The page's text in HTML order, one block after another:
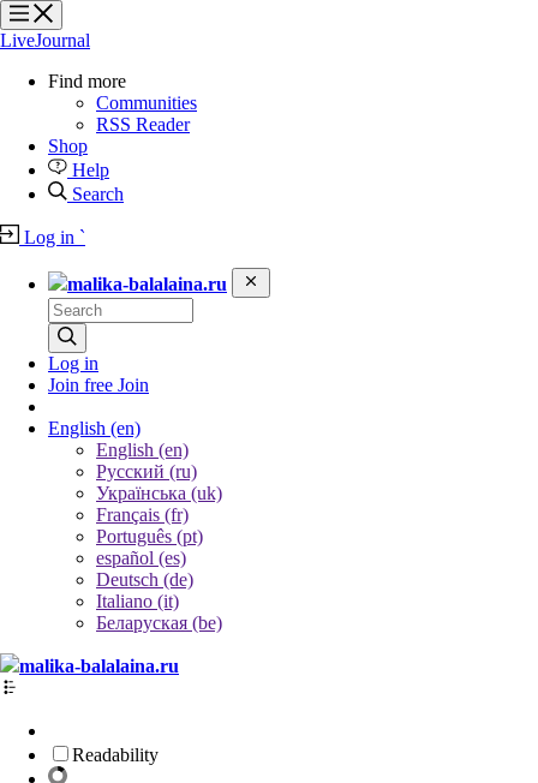
?
?
?
?
LiveJournal
Find more
Communities
RSS Reader
Shop
Help
Search
Log in `
malika-balalaina.ru
Log in
Join free Join
English (en)
English (en)
Русский (ru)
Українська (uk)
Français (fr)
Português (pt)
español (es)
Deutsch (de)
Italiano (it)
Беларуская (be)
malika-balalaina.ru
Readability